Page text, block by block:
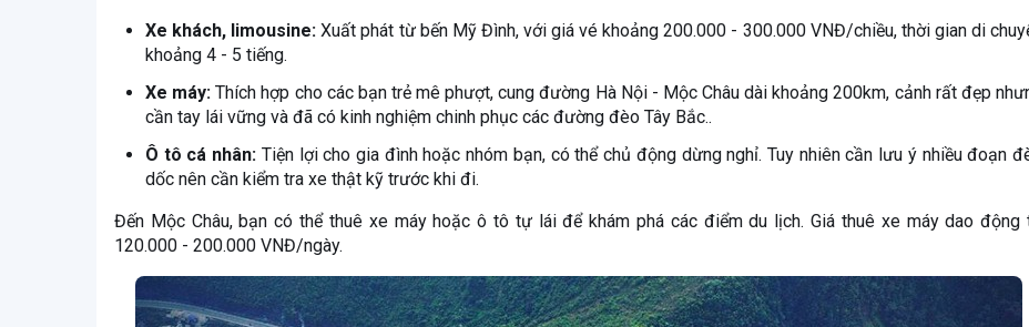
Xe khách, limousine: Xuất phát từ bến Mỹ Đình, với giá vé khoảng 200.000 - 300.000 VNĐ/chiều, thời gian di
khoảng 4 - 5 tiếng.
Xe máy: Thích hợp cho các bạn trẻ mê phượt, cung đường Hà Nội - Mộc Châu dài khoảng 200km, cảnh rất đẹp
cần tay lái vững và đã có kinh nghiệm chinh phục các đường đèo Tây Bắc..
Ô tô cá nhân: Tiện lợi cho gia đình hoặc nhóm bạn, có thể chủ động dừng nghỉ. Tuy nhiên cần lưu ý nhiều đoạn
dốc nên cần kiểm tra xe thật kỹ trước khi đi.
Đến Mộc Châu, bạn có thể thuê xe máy hoặc ô tô tự lái để khám phá các điểm du lịch. Giá thuê xe máy dao động
120.000 - 200.000 VNĐ/ngày.